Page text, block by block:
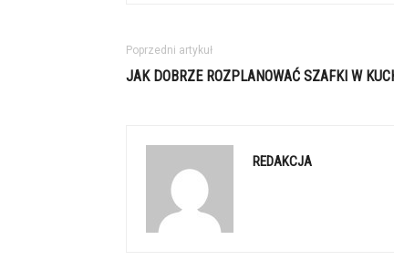
Poprzedni artykuł
JAK DOBRZE ROZPLANOWAĆ SZAFKI W
REDAKCJA